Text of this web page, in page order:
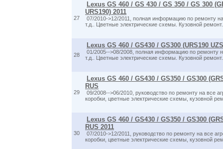
27
Lexus GS 460 / GS 430 / GS 350 / GS 300
URS190) 2011
07/2010->12/2011, полная информацию по ремонту
т.д.. Цветные электрические схемы. Кузовной ремонт.
28
Lexus GS 460 / GS430 / GS300 (URS190
01/2005-->08/2008, полная информацию по ремонту
т.д.. Цветные электрические схемы. Кузовной ремонт.
29
Lexus GS 460 / GS430 / GS350 / GS300
RUS
09/2008-->06/2010, руководство по ремонту на все
коробки, цветные электрические схемы, кузовной
30
Lexus GS 460 / GS430 / GS350 / GS300
RUS 2011
07/2010->12/2011, руководство по ремонту на все
коробки, цветные электрические схемы, кузовной